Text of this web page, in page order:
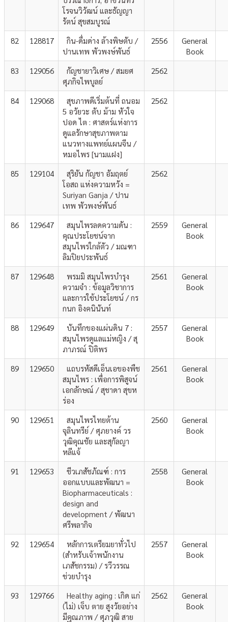
โรจนวิวัฒน์ และธัญญา
รัตน์ สุขสมบูรณ์
82
128817
กิน-ดื่มด่าง ล้างพิษตับ /
ปานเทพ พัวพงษ์พันธ์
2556
General
Book
83
129056
กัญชายาวิเศษ / สมยศ
ศุภกิจไพบูลย์
2562
84 129068
สุขภาพดีเริ่มต้นที่ ถนอม
5 อวัยวะ ตับ ม้าม หัวใจ
ปอด ไต : ศาสตร์แห่งการ
ดูแลรักษาสุขภาพตาม
แนวทางแพทย์แผนจีน /
หมอไพร [นามแฝง]
2562
85 129104
สุริยัน กัญชา อัมฤตย์
โอสถ แห่งความหวัง =
Suriyan Ganja / ปาน
เทพ พัวพงษ์พันธ์
2562
86 129647
สมุนไพรลดความดัน :
คุณประโยชน์จาก
สมุนไพรใกล้ตัว / มณฑา
ลิมปิยประพันธ์
2559
General
Book
87 129648
พรมมิ สมุนไพรบำรุง
ความจำ : ข้อมูลวิชาการ
และการใช้ประโยชน์ / กร
กนก อิงคนินันท์
2561
General
Book
88 129649
บันทึกของแผ่นดิน 7 :
สมุนไพรดูแลแม่หญิง / สุ
ภาภรณ์ ปิติพร
2557
General
Book
89 129650
แถบรหัสดีเอ็นเอของพืช
สมุนไพร : เพื่อการพิสูจน์
เอกลักษณ์ / สุชาดา สุขห
ร่อง
2561
General
Book
90 129651
สมุนไพรไทยต้าน
จุลินทรีย์ / ศุภยางค์ วร
วุฒิคุณชัย และสุกัลญา
หลีแจ้
2560
General
Book
91 129653
ชีวเภสัชภัณฑ์ : การ
ออกแบบและพัฒนา =
Biopharmaceuticals :
design and
development / พัฒนา
ศรีพลากิจ
2558
General
Book
92 129654
หลักการเตรียมยาทั่วไป
(สำหรับเจ้าพนักงาน
เภสัชกรรม) / รวีวรรณ
ช่วยบำรุง
2557
General
Book
93 129766
Healthy aging : เกิด แก่
(ไม่) เจ็บ ตาย สูงวัยอย่าง
มีคุณภาพ / ศุภวุฒิ สาย
2562
General
Book